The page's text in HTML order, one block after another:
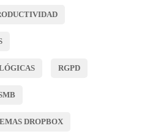
RGPD
DROPBOX